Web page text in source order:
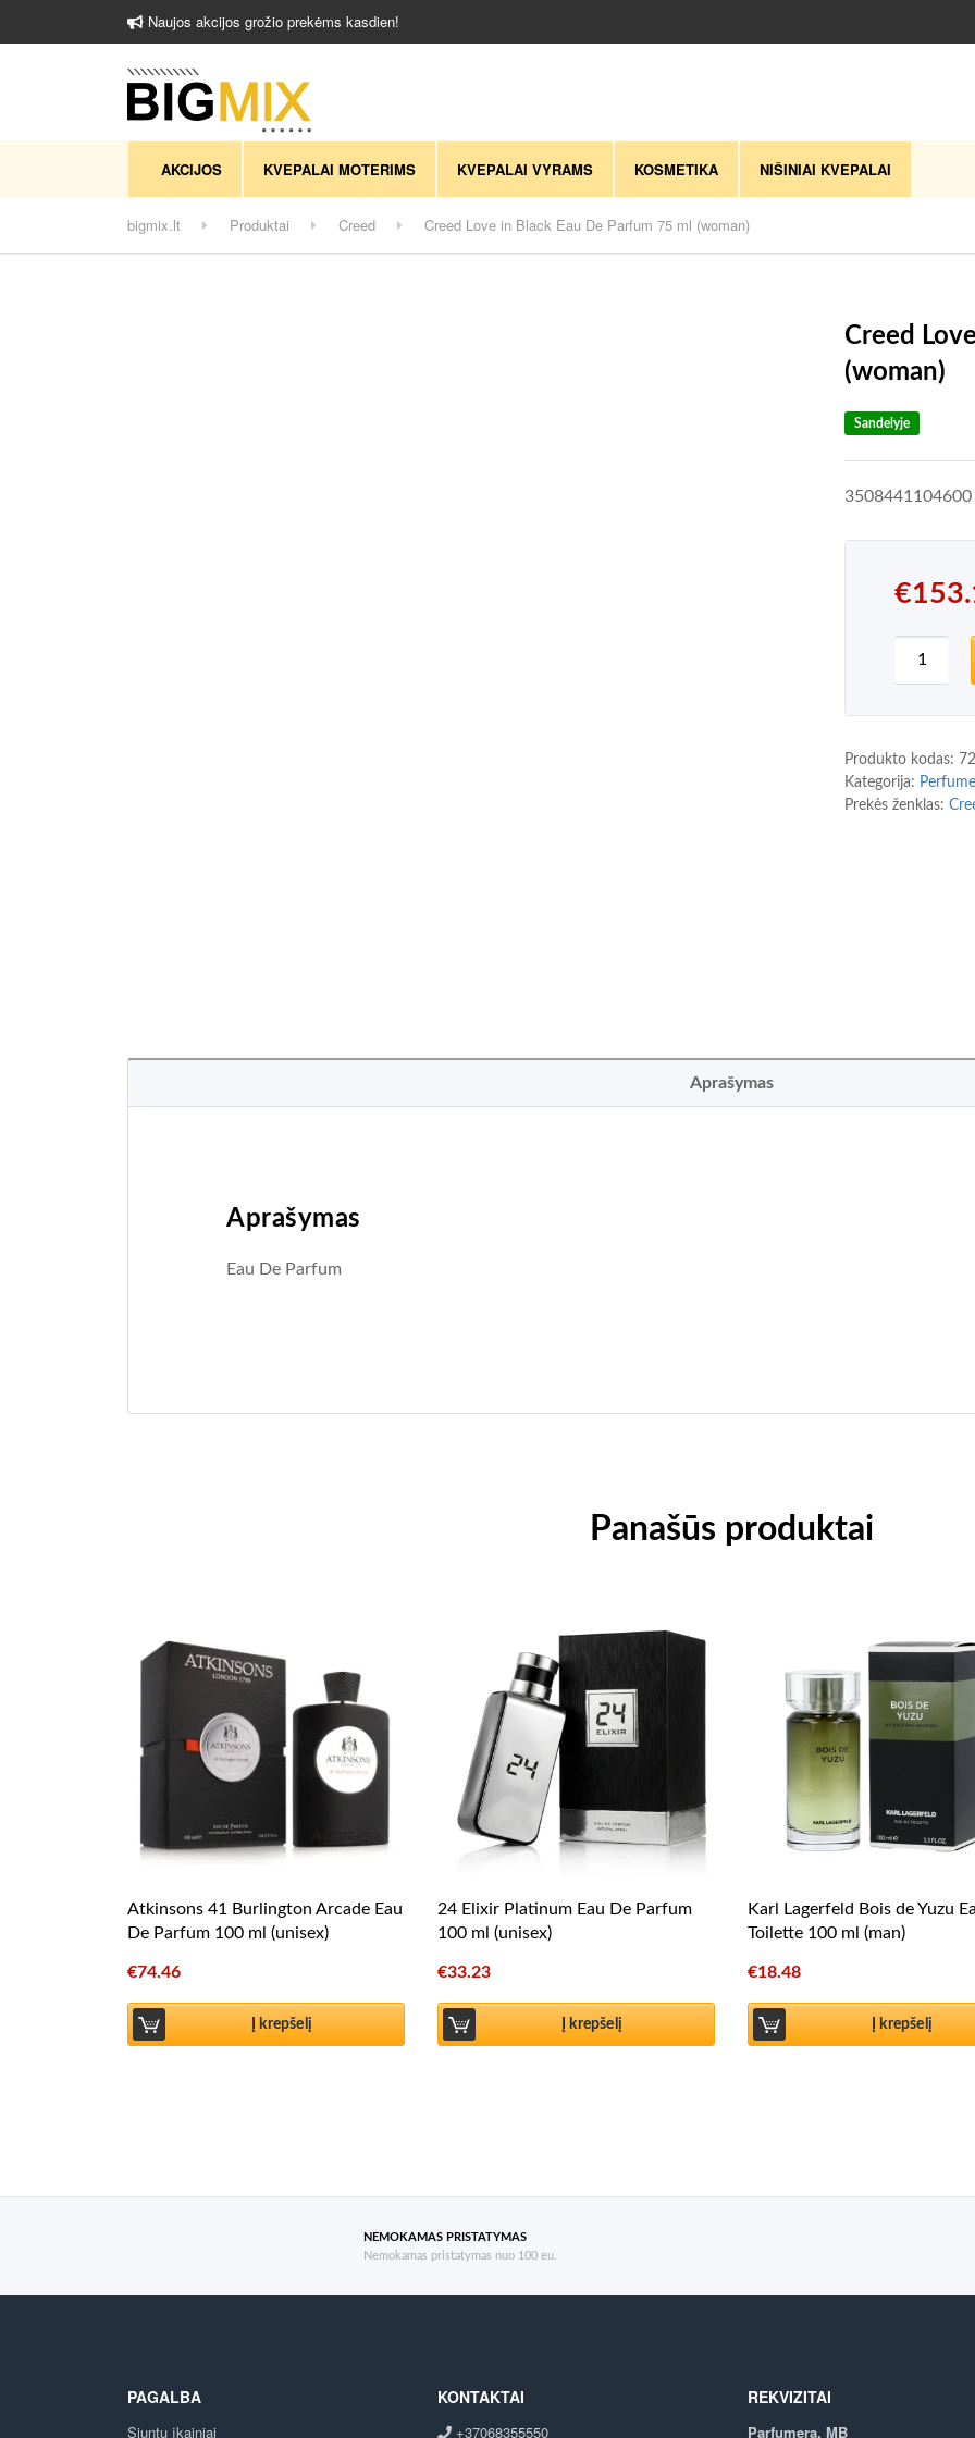
Naujos akcijos grožio prekėms kasdien!
AKCIJOS KVEPALAI MOTERIMS KVEPALAI VYRAMS KOSMETIKA NIŠINIAI KVEPALAI
bigmix.lt Produktai Creed Creed Love in Black Eau De Parfum 75 ml (woman)
Creed
(woman)
Sandelyje
3508441104600
€
Produkto kodas:
Kategorija:
Prekės ženklas:
Aprašymas
Aprašymas
Eau De Parfum
Panašūs produktai
Atkinsons 41 Burlington Arcade Eau
De Parfum 100 ml (unisex)
€74.46
Į krepšelį
24 Elixir Platinum Eau De Parfum
100 ml (unisex)
€33.23
Į krepšelį
Karl Lagerfeld Bois de Yuzu
Toilette 100 ml (man)
€18.48
Į krepšelį
NEMOKAMAS PRISTATYMAS
Nemokamas pristatymas nuo 100 eu.
PAGALBA
Siuntų įkainiai
KONTAKTAI
+37068355550
REKVIZITAI
Parfumera, MB